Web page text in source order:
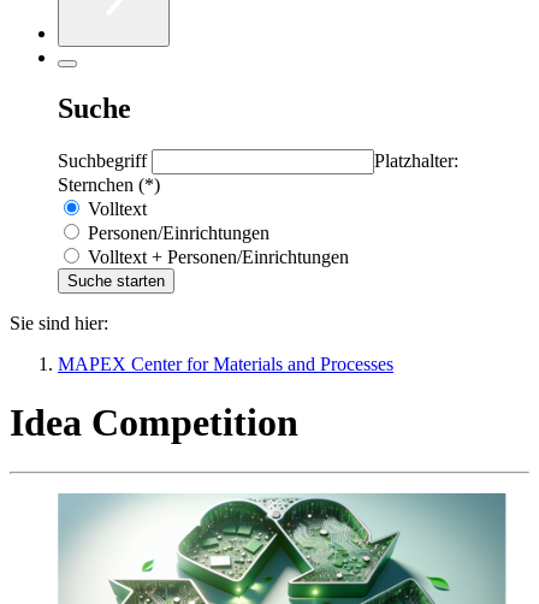
Suche
Suchbegriff
Platzhalter:
Sternchen (*)
Volltext
Personen/Einrichtungen
Volltext + Personen/Einrichtungen
Sie sind hier:
MAPEX Center for Materials and Processes
Idea Competition